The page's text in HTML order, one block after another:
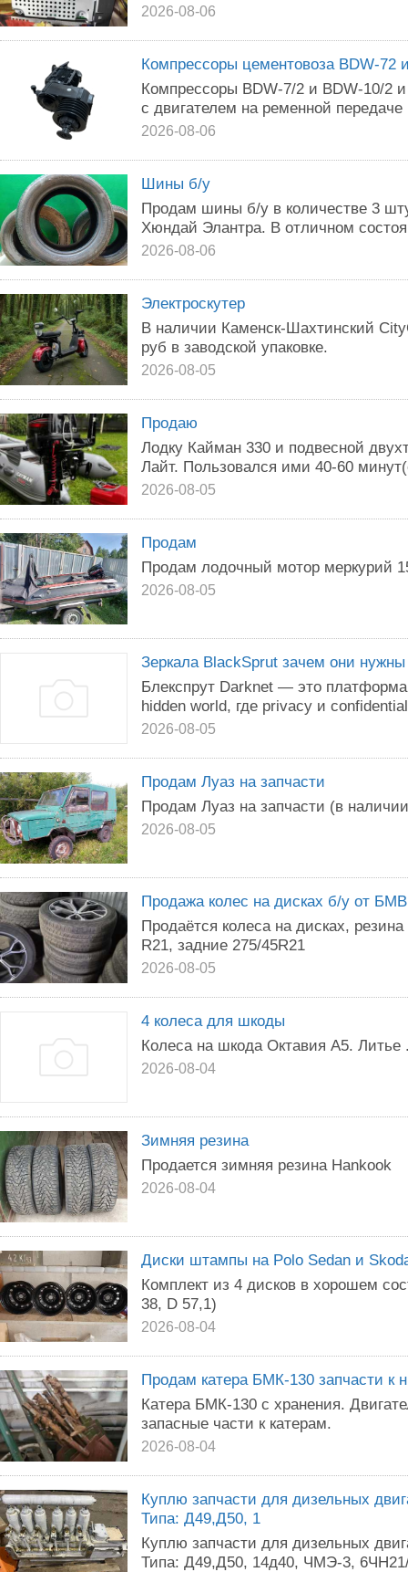
2026-08-06
Компрессоры цементовоза BDW-72
Компрессоры BDW-7/2 и BDW-10/2
с двигателем на ременной
2026-08-06
Шины б/у
Продам шины б/у в количестве 3
Хюндай Элантра. В отличном
2026-08-06
Электроскутер
В наличии Каменск-Шахтинский
руб в заводской упаковке.
2026-08-05
Продаю
Лодку Кайман 330 и подвесной
Лайт. Пользовался ими 40-60
2026-08-05
Продам
Продам лодочный мотор меркурий
2026-08-05
Зеркала BlackSprut зачем они нужны
Блекспрут Darknet — это
hidden world, где privacy и
2026-08-05
Продам Луаз на запчасти
Продам Луаз на запчасти (в
2026-08-05
Продажа колес на дисках б/у от
Продаётся колеса на дисках,
R21, задние 275/45R21
2026-08-05
4 колеса для шкоды
Колеса на шкода Октавия А5. Литье
2026-08-04
Зимняя резина
Продается зимняя резина Hankook
2026-08-04
Диски штампы на Polo Sedan и
Комплект из 4 дисков в хорошем
38, D 57,1)
2026-08-04
Продам катера БМК-130 запчасти к
Катера БМК-130 с хранения.
запасные части к катерам.
2026-08-04
Куплю запчасти для дизельных
Типа: Д49,Д50, 1
Куплю запчасти для дизельных
Типа: Д49,Д50, 14д40, ЧМЭ-3,